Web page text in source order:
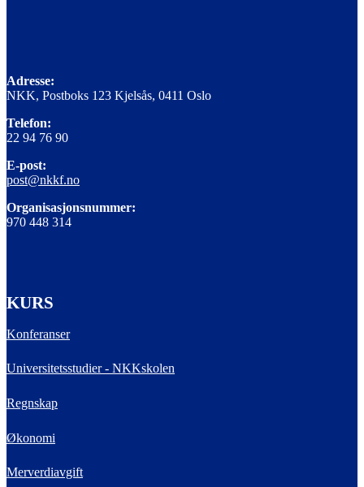
Adresse:
NKK, Postboks 123 Kjelsås, 0411 Oslo
Telefon:
22 94 76 90
E-post:
post@nkkf.no
Organisasjonsnummer:
970 448 314
KURS
Konferanser
Universitetsstudier - NKKskolen
Regnskap
Økonomi
Merverdiavgift